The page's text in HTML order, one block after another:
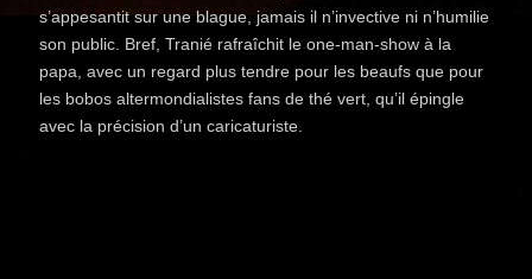
s’appesantit sur une blague, jamais il n’invective ni n’humilie
son public. Bref, Tranié rafraîchit le one-man-show à la
papa, avec un regard plus tendre pour les beaufs que pour
les bobos altermondialistes fans de thé vert, qu’il épingle
avec la précision d’un caricaturiste.